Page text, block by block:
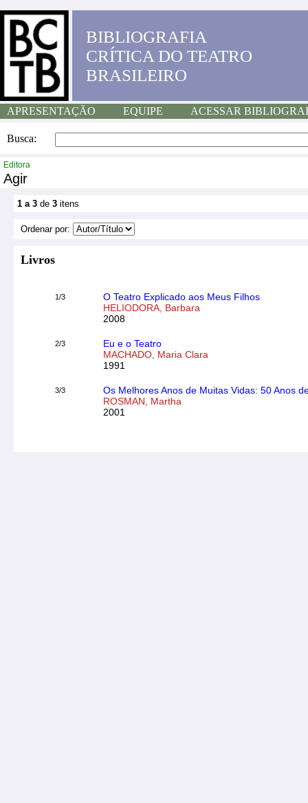
BIBLIOGRAFIA
CRÍTICA DO TEATRO
BRASILEIRO
APRESENTAÇÃO EQUIPE ACESSAR
Busca:
Editora
Agir
1 a 3 de 3 itens
Ordenar por:
Livros
1/3
O Teatro Explicado aos Meus Filhos
HELIODORA, Barbara
2008
2/3
Eu e o Teatro
MACHADO, Maria Clara
1991
3/3
Os Melhores Anos de Muitas Vidas: 50 Anos
ROSMAN, Martha
2001